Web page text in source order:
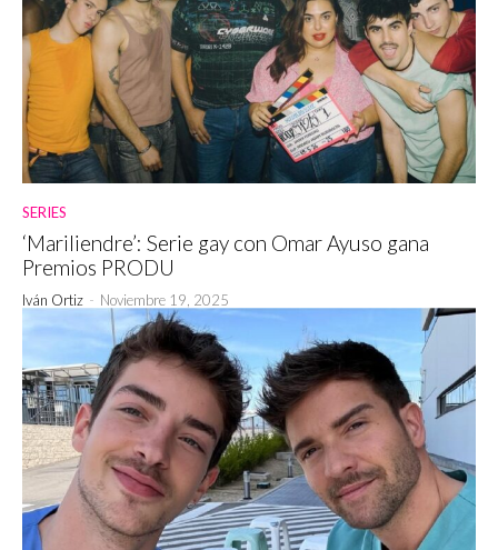
SERIES
‘Mariliendre’: Serie gay con Omar Ayuso gana
Premios PRODU
Iván Ortiz - Noviembre 19, 2025